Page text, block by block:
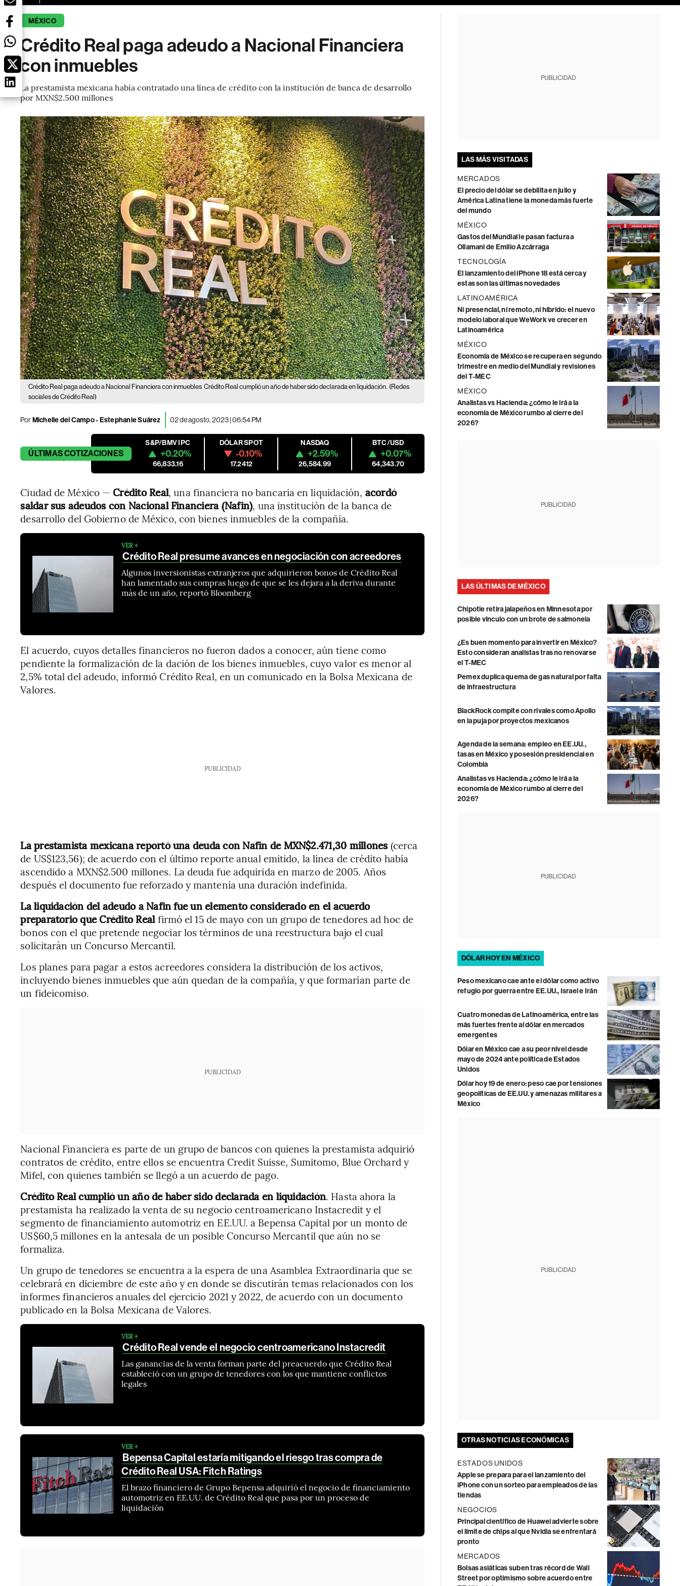
MÉXICO
Crédito Real paga adeudo a Nacional Financiera
con inmuebles
La prestamista mexicana había contratado una línea de crédito con la institución de banca de desarrollo
por MXN$2.500 millones
Crédito Real paga adeudo a Nacional Financiera con inmuebles Crédito Real cumplió un año de haber sido declarada en liquidación. (Redes
sociales de Crédito Real)
PorMichelle del Campo-Estephanie Suárez 02 de agosto, 2023 | 06:54 PM
ÚLTIMASCOTIZACIONES
S&P/BMV IPC
+0.20%
66,833.16
DÓLAR SPOT
-0.10%
17.2412
NASDAQ
+2.59%
26,584.99
BTC/USD
+0.07%
64,343.70
Ciudad de México —Crédito Real, una financiera no bancaria en liquidación, acordó
saldar sus adeudos con Nacional Financiera (Nafin), una institución de la banca de
desarrollo del Gobierno de México, con bienes inmuebles de la compañía.
VER +
Crédito Real presume avances en negociación con acreedores
Algunos inversionistas extranjeros que adquirieron bonos de Crédito Real
han lamentado sus compras luego de que se les dejara a la deriva durante
más de un año, reportó Bloomberg
El acuerdo, cuyos detalles financieros no fueron dados a conocer, aún tiene como
pendiente la formalización de la dación de los bienes inmuebles, cuyo valor es menor al
2,5% total del adeudo, informó Crédito Real, en un comunicado en la Bolsa Mexicana de
Valores.
PUBLICIDAD
La prestamista mexicana reportó una deuda con Nafin de MXN$2.471,30 millones (cerca
de US$123,56); de acuerdo con el último reporte anual emitido, la línea de crédito había
ascendido a MXN$2.500 millones. La deuda fue adquirida en marzo de 2005. Años
después el documento fue reforzado y mantenía una duración indefinida.
La liquidación del adeudo a Nafin fue un elemento considerado en el acuerdo
preparatorio que Crédito Realfirmó el 15 de mayo con un grupo de tenedores ad hoc de
bonos con el que pretende negociar los términos de una reestructura bajo el cual
solicitarán un Concurso Mercantil.
Los planes para pagar a estos acreedores considera la distribución de los activos,
incluyendo bienes inmuebles que aún quedan de la compañía, y que formarían parte de
un fideicomiso.
PUBLICIDAD
Nacional Financiera es parte de un grupo de bancos con quienes la prestamista adquirió
contratos de crédito, entre ellos se encuentra Credit Suisse, Sumitomo, Blue Orchard y
Mifel, con quienes también se llegó a un acuerdo de pago.
Crédito Real cumplió un año de haber sido declarada en liquidación. Hasta ahora la
prestamista ha realizado la venta de su negocio centroamericano Instacredit y el
segmento de financiamiento automotriz en EE.UU. a Bepensa Capital por un monto de
US$60,5 millones en la antesala de un posible Concurso Mercantil que aún no se
formaliza.
Un grupo de tenedores se encuentra a la espera de una Asamblea Extraordinaria que se
celebrará en diciembre de este año y en donde se discutirán temas relacionados con los
informes financieros anuales del ejercicio 2021 y 2022, de acuerdo con un documento
publicado en la Bolsa Mexicana de Valores.
VER +
Crédito Real vende el negocio centroamericano Instacredit
Las ganancias de la venta forman parte del preacuerdo que Crédito Real
estableció con un grupo de tenedores con los que mantiene conflictos
legales
VER +
Bepensa Capital estaría mitigando el riesgo tras compra de
Crédito Real USA: Fitch Ratings
El brazo financiero de Grupo Bepensa adquirió el negocio de financiamiento
automotriz en EE.UU. de Crédito Real que pasa por un proceso de
liquidación
PUBLICIDAD
LAS MÁS VISITADAS
MERCADOS
El precio del dólar se debilita en julio y
América Latina tiene la moneda más fuerte
del mundo
MÉXICO
Gastos del Mundial le pasan factura a
Ollamani de Emilio Azcárraga
TECNOLOGÍA
El lanzamiento del iPhone 18 está cerca y
estas son las últimas novedades
LATINOAMÉRICA
Ni presencial, ni remoto, ni híbrido: el nuevo
modelo laboral que WeWork ve crecer en
Latinoamérica
MÉXICO
Economía de México se recupera en segundo
trimestre en medio del Mundial y revisiones
del T-MEC
MÉXICO
Analistas vs Hacienda: ¿cómo le irá a la
economía de México rumbo al cierre del
2026?
PUBLICIDAD
LAS ÚLTIMAS DE MÉXICO
Chipotle retira jalapeños en Minnesota por
posible vínculo con un brote de salmonela
¿Es buen momento para invertir en México?
Esto consideran analistas tras no renovarse
el T-MEC
Pemex duplica quema de gas natural por falta
de infraestructura
BlackRock compite con rivales como Apollo
en la puja por proyectos mexicanos
Agenda de la semana: empleo en EE.UU.,
tasas en México y posesión presidencial en
Colombia
Analistas vs Hacienda: ¿cómo le irá a la
economía de México rumbo al cierre del
2026?
PUBLICIDAD
DÓLAR HOY EN MÉXICO
Peso mexicano cae ante el dólar como activo
refugio por guerra entre EE.UU., Israel e Irán
Cuatro monedas de Latinoamérica, entre las
más fuertes frente al dólar en mercados
emergentes
Dólar en México cae a su peor nivel desde
mayo de 2024 ante política de Estados
Unidos
Dólar hoy 19 de enero: peso cae por tensiones
geopolíticas de EE.UU. y amenazas militares a
México
PUBLICIDAD
OTRAS NOTICIAS ECONÓMICAS
ESTADOS UNIDOS
Apple se prepara para el lanzamiento del
iPhone con un sorteo para empleados de las
tiendas
NEGOCIOS
Principal científico de Huawei advierte sobre
el límite de chips al que Nvidia se enfrentará
pronto
MERCADOS
Bolsas asiáticas suben tras récord de Wall
Street por optimismo sobre acuerdo entre